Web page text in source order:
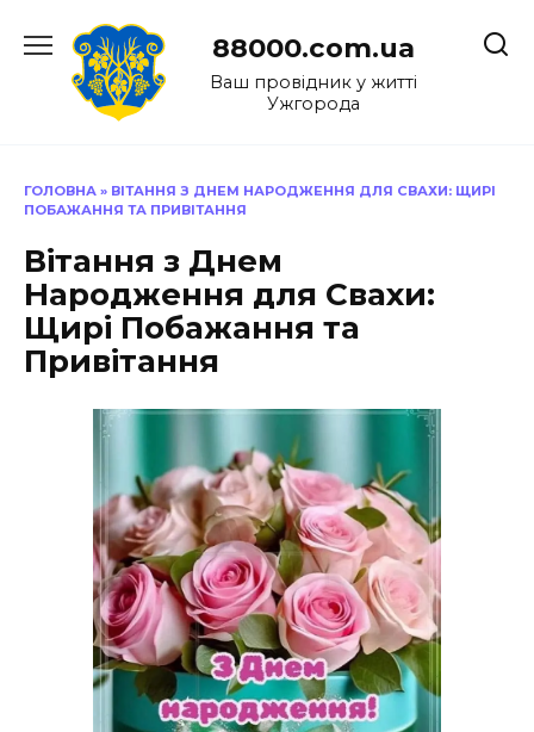
до
88000.com.ua
Ваш провідник у житті
Ужгорода
ГОЛОВНА » ВІТАННЯ З ДНЕМ НАРОДЖЕННЯ ДЛЯ СВАХИ: ЩИРІ
ПОБАЖАННЯ ТА ПРИВІТАННЯ
Вітання з Днем
Народження для Свахи:
Щирі Побажання та
Привітання